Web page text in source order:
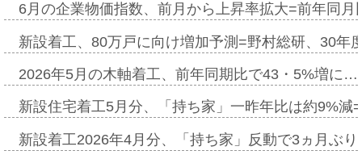
6月の企業物価指数、前月から上昇率拡大=前年同
新設着工、80万戸に向け増加予測=野村総研、30年
2026年5月の木軸着工、前年同期比で43・5%増に…
新設住宅着工5月分、「持ち家」一昨年比は約9%
新設着工2026年4月分、「持ち家」反動で3ヵ月ぶ